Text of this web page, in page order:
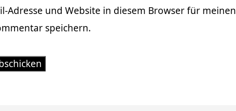
Adresse und Website in diesem Browser für meinen
speichern.